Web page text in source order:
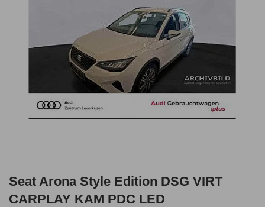
Seat Arona Style Edition DSG VIRT
CARPLAY KAM PDC LED